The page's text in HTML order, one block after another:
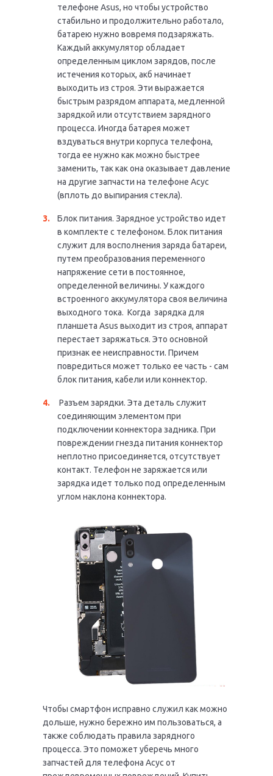
телефоне Asus, но чтобы устройство
стабильно и продолжительно работало,
батарею нужно вовремя подзаряжать.
Каждый аккумулятор обладает
определенным циклом зарядов, после
истечения которых, акб начинает
выходить из строя. Эти выражается
быстрым разрядом аппарата, медленной
зарядкой или отсутствием зарядного
процесса. Иногда батарея может
вздуваться внутри корпуса телефона,
тогда ее нужно как можно быстрее
заменить, так как она оказывает давление
на другие запчасти на телефоне Асус
(вплоть до выпирания стекла).
Блок питания. Зарядное устройство идет
в комплекте с телефоном. Блок питания
служит для восполнения заряда батареи,
путем преобразования переменного
напряжение сети в постоянное,
определенной величины. У каждого
встроенного аккумулятора своя величина
выходного тока. Когда зарядка для
планшета Asus выходит из строя, аппарат
перестает заряжаться. Это основной
признак ее неисправности. Причем
повредиться может только ее часть - сам
блок питания, кабели или коннектор.
Разъем зарядки. Эта деталь служит
соединяющим элементом при
подключении коннектора задника. При
повреждении гнезда питания коннектор
неплотно присоединяется, отсутствует
контакт. Телефон не заряжается или
зарядка идет только под определенным
углом наклона коннектора.
Чтобы смартфон исправно служил как можно
дольше, нужно бережно им пользоваться, а
также соблюдать правила зарядного
процесса. Это поможет уберечь много
запчастей для телефона Асус от